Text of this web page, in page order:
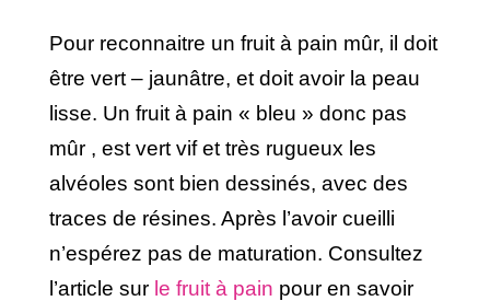
Pour reconnaitre un fruit à pain mûr, il doit
être vert – jaunâtre, et doit avoir la peau
lisse. Un fruit à pain « bleu » donc pas
mûr , est vert vif et très rugueux les
alvéoles sont bien dessinés, avec des
traces de résines. Après l’avoir cueilli
n’espérez pas de maturation. Consultez
l’article sur le fruit à pain pour en savoir